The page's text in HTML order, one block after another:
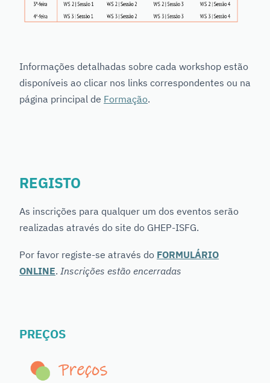
Informações detalhadas sobre cada workshop estão
disponíveis ao clicar nos links correspondentes ou na
página principal de Formação.
REGISTO
As inscrições para qualquer um dos eventos serão
realizadas através do site do GHEP-ISFG.
Por favor registe-se através do FORMULÁRIO
ONLINE. Inscrições estão encerradas
PREÇOS